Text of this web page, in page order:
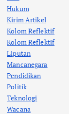
Hukum
Kirim Artikel
Kolom Reflektif
Kolom Reflektif
Liputan
Mancanegara
Pendidikan
Politik
Teknologi
Wacana